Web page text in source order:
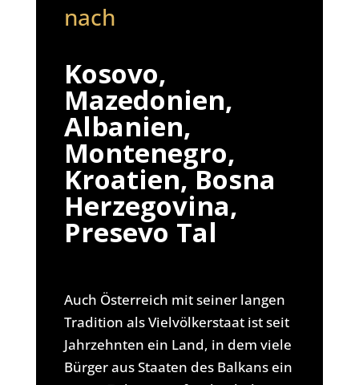
nach
Kosovo,
Mazedonien,
Albanien,
Montenegro,
Kroatien, Bosna
Herzegovina,
Presevo Tal
Auch Österreich mit seiner langen
Tradition als Vielvölkerstaat ist seit
Jahrzehnten ein Land, in dem viele
Bürger aus Staaten des Balkans ein